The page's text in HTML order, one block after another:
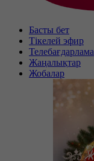
Басты бет
Тікелей эфир
Телебағдарлама
Жаңалықтар
Жобалар